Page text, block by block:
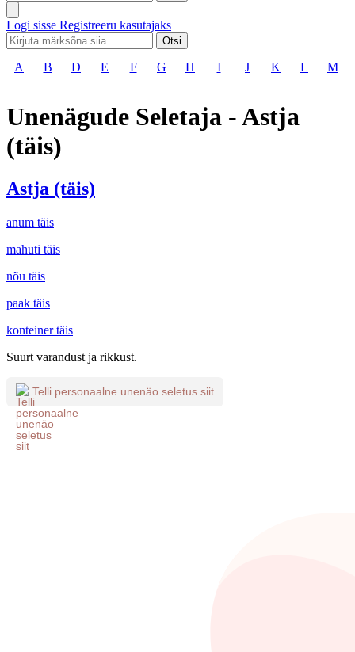
Logi sisse Registreeru kasutajaks
Otsi
A B D E F G H I J K L M
Unenägude Seletaja - Astja
(täis)
Astja (täis)
anum täis
mahuti täis
nõu täis
paak täis
konteiner täis
Suurt varandust ja rikkust.
Telli personaalne unenäo seletus siit